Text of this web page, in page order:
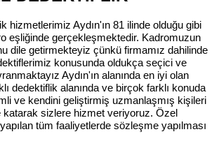
hizmetlerimiz Aydın'ın 81 ilinde olduğu gibi
eşliğinde gerçekleşmektedir. Kadromuzun
dile getirmekteyiz çünkü firmamız dahilinde
konusunda oldukça seçici ve
Aydın'ın alanında en iyi olan
dedektiflik alanında ve birçok farklı konuda
ve kendini geliştirmiş uzmanlaşmış kişileri
katarak sizlere hizmet veriyoruz. Özel
tüm faaliyetlerde sözleşme yapılması